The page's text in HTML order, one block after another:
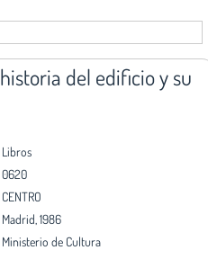
del edificio y su
Libros
0620
CENTRO
Madrid, 1986
Ministerio de Cultura